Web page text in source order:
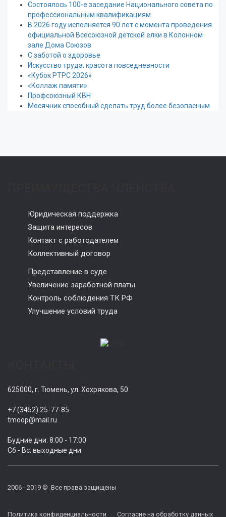
Состоялось 100-е заседание Национального совета по
профессиональным квалификациям
В 2026 году исполняется 90 лет с момента проведения
официальной Всесоюзной детской елки в Колонном
зале Дома Союзов
С заботой о здоровье
Искусство труда: красота повседневности
«Кубок РТРС 2026»
«Коллаж памяти»
Профсоюзный КВН
Месячник способный сделать труд более безопасным
Юридическая поддержка
Защита интересов
Контакт с работодателем
Коллективный договор
Представление в суде
Увеличение заработной платы
Контроль соблюдения ТК РФ
Улучшение условий труда
625000, г. Тюмень, ул. Хохрякова, 50
+7 (3452) 25-77-85
tmoop@mail.ru
Будние дни: 8:00 - 17:00
Сб - Вс: выходные дни
2006 - 2019 © Все права защищены
Политика конфиденциальности Согласие на обработку данных